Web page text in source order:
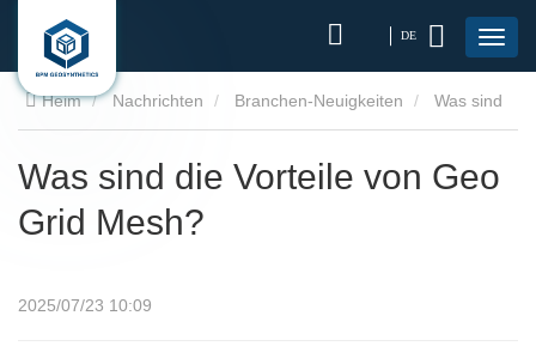
DE
Heim Nachrichten Branchen-Neuigkeiten
Was sind die Vorteile von Geo
Grid Mesh?
2025/07/23 10:09